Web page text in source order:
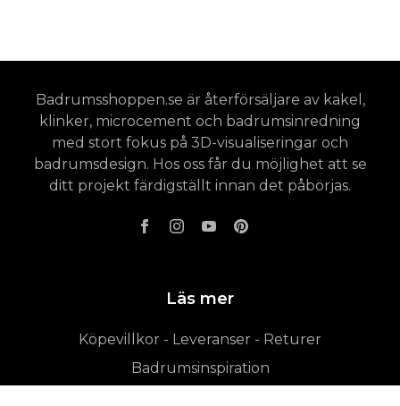
Badrumsshoppen.se är återförsäljare av kakel,
klinker, microcement och badrumsinredning
med stort fokus på 3D-visualiseringar och
badrumsdesign. Hos oss får du möjlighet att se
ditt projekt färdigställt innan det påbörjas.
Läs mer
Köpevillkor - Leveranser - Returer
Badrumsinspiration